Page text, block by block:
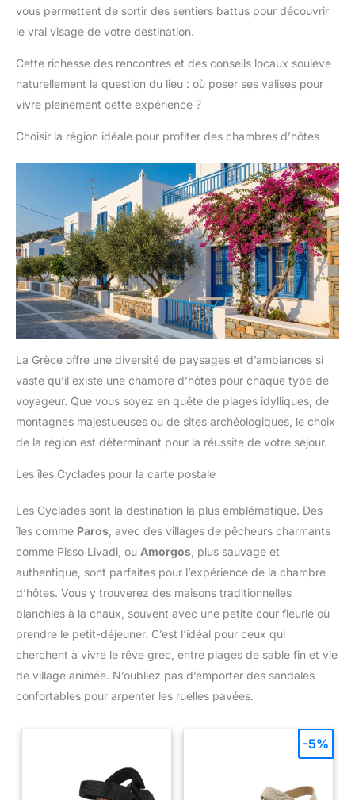
vous permettent de sortir des sentiers battus pour découvrir
le vrai visage de votre destination.
Cette richesse des rencontres et des conseils locaux soulève
naturellement la question du lieu : où poser ses valises pour
vivre pleinement cette expérience ?
Choisir la région idéale pour profiter des chambres d’hôtes
La Grèce offre une diversité de paysages et d’ambiances si
vaste qu’il existe une chambre d’hôtes pour chaque type de
voyageur. Que vous soyez en quête de plages idylliques, de
montagnes majestueuses ou de sites archéologiques, le choix
de la région est déterminant pour la réussite de votre séjour.
Les îles Cyclades pour la carte postale
Les Cyclades sont la destination la plus emblématique. Des
îles comme Paros , avec des villages de pêcheurs charmants
comme Pisso Livadi, ou Amorgos , plus sauvage et
authentique, sont parfaites pour l’expérience de la chambre
d’hôtes. Vous y trouverez des maisons traditionnelles
blanchies à la chaux, souvent avec une petite cour fleurie où
prendre le petit-déjeuner. C’est l’idéal pour ceux qui
cherchent à vivre le rêve grec, entre plages de sable fin et vie
de village animée. N’oubliez pas d’emporter des sandales
confortables pour arpenter les ruelles pavées.
-5%